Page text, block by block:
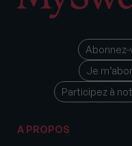
Je
Participez à
A PROPOS